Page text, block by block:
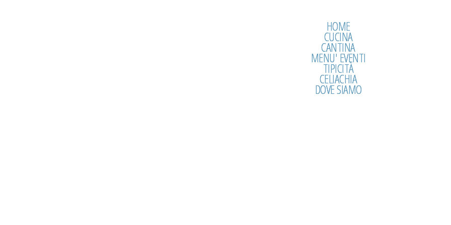
HOME
CUCINA
CANTINA
MENU' EVENTI
TIPICITÀ
CELIACHIA
DOVE SIAMO